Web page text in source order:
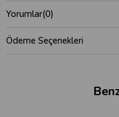
Yorumlar(0)
Ödeme Seçenekleri